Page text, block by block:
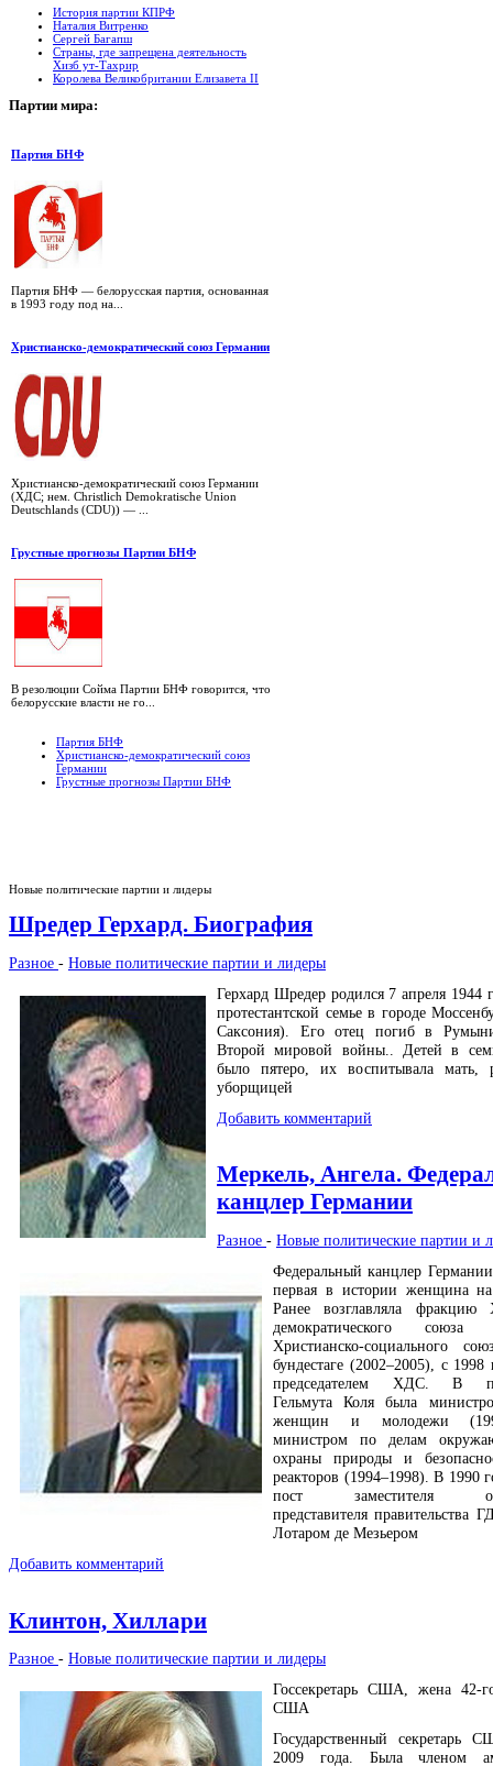
История партии КПРФ
Наталия Витренко
Сергей Багапш
Страны, где запрещена деятельность
Хизб ут-Тахрир
Королева Великобритании Елизавета II
Партии мира:
Партия БНФ
Партия БНФ — белорусская партия, основанная
в 1993 году под на...
Христианско-демократический союз Германии
Христианско-демократический союз Германии
(ХДС; нем. Christlich Demokratische Union
Deutschlands (CDU)) — ...
Грустные прогнозы Партии БНФ
В резолюции Сойма Партии БНФ говорится, что
белорусские власти не го...
Партия БНФ
Христианско-демократический союз
Германии
Грустные прогнозы Партии БНФ
Новые политические партии и лидеры
Шредер Герхард. Биография
Разное - Новые политические партии и лидеры
Герхард Шредер родился 7 апреля 1944
протестантской семье в городе
Саксония). Его отец погиб в
Второй мировой войны.. Детей в
было пятеро, их воспитывала мать,
уборщицей
Добавить комментарий
Меркель, Ангела.
канцлер Германии
Разное - Новые политические партии и
Федеральный канцлер
первая в истории женщина
Ранее возглавляла фракцию
демократического
Христианско-социального
бундестаге (2002–2005), с 1998
председателем ХДС. В
Гельмута Коля была
женщин и молодежи
министром по делам
охраны природы и
реакторов (1994–1998). В 1990
пост заместителя
представителя правительства
Лотаром де Мезьером
Добавить комментарий
Клинтон, Хиллари
Разное - Новые политические партии и лидеры
Госсекретарь США, жена 42-
США
Государственный секретарь
2009 года. Была членом